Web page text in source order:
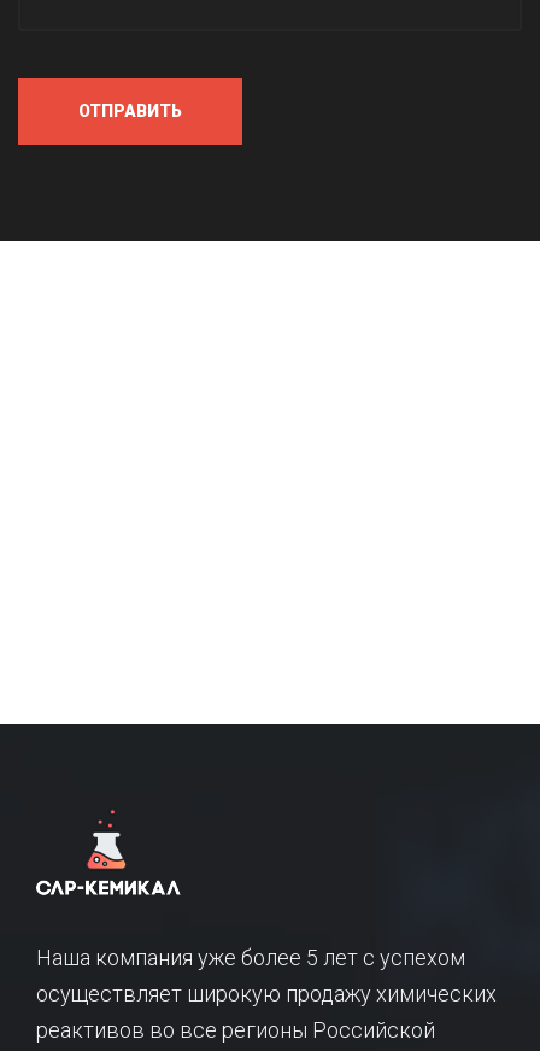
ОТПРАВИТЬ
Наша компания уже более 5 лет с успехом
осуществляет широкую продажу химических
реактивов во все регионы Российской